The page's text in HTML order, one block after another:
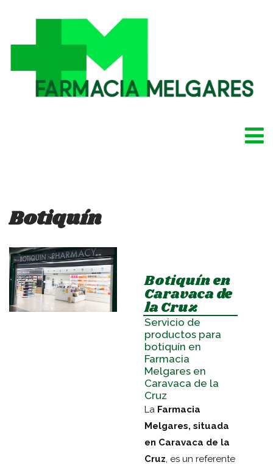
Botiquín
Botiquín en
Caravaca de
la Cruz
Servicio de
productos para
botiquín en
Farmacia
Melgares en
Caravaca de la
Cruz
La Farmacia
Melgares, situada
en Caravaca de la
Cruz, es un referente